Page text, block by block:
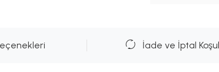
İade ve İptal